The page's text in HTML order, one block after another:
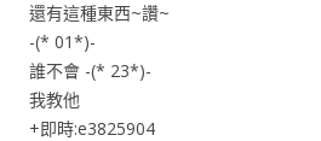
還有這種東西~讚~
-(* 01*)-
誰不會 -(* 23*)-
我教他
+即時:e3825904